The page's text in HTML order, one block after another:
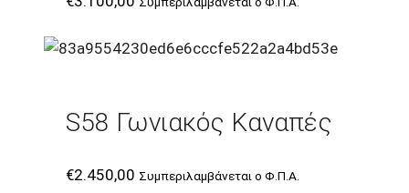
S58 Γωνιακός Καναπές
€2.450,00 Συμπεριλαμβάνεται ο Φ.Π.Α.